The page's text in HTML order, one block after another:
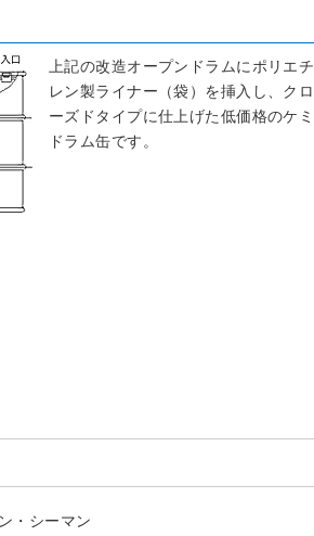
上記の改造オープンドラムにポリエチ
レン製ライナー（袋）を挿入し、クロ
ーズドタイプに仕上げた低価格のケミ
ドラム缶です。
・シーマン